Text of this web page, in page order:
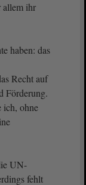
allem ihr
haben: das
Recht auf
Förderung.
ich, ohne
UN-
fehlt